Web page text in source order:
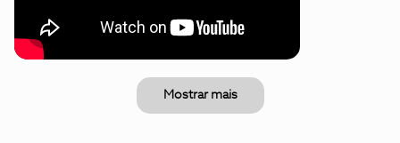
Mostrar mais